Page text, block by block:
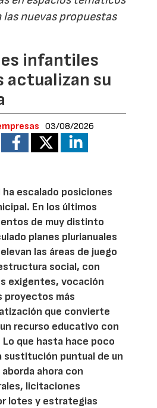
las nuevas propuestas
infantiles
actualizan su
03/08/2026
escalado posiciones
En los últimos
de muy distinto
planes plurianuales
las áreas de juego
social, con
exigentes, vocación
proyectos más
que convierte
recurso educativo con
que hasta hace poco
sustitución puntual de un
ahora con
licitaciones
lotes y estrategias